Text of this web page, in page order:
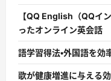
【QQ English（QQイ
ったオンライン英会話
語学習得法・外国語を
歌が健康増進に与える